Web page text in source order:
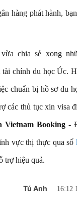
hàng phát hành,
vừa chia sẻ xong
tài chính du học Úc.
chuẩn bị hồ sơ du
các thủ tục xin visa
Vietnam Booking-
vực thị thực qua số
trợ hiệu quả.
Tú Anh 16:12